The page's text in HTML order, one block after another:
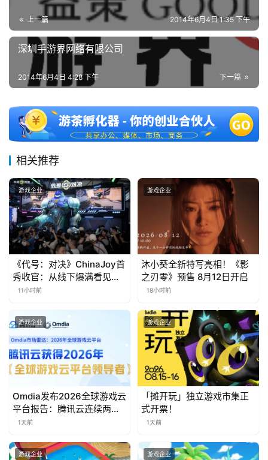
三
届
金
奖
7
月
3
0
日
游
茶
对
会
上
海
站
中
文
上一篇 2014年6月4日 1:35 下午
深圳手游界网络有限公司
下一篇
2014年6月4日 4:28 下午
相关推荐
游戏企业
《代号：对决》ChinaJoy首
秀收官：从线下爆满看见玩
家的真实期待
11小时前
游戏企业
沐小葵全新特写亮相！《影
之刃零》预售 8月12日开启
18小时前
游戏企业
Omdia发布2026全球游戏云
平台报告：腾讯云连续两年
入选“领导者”象限
1天前
游戏企业
「摊开玩」独立游戏市集正
式开票！
1天前
游戏企业 游戏企业